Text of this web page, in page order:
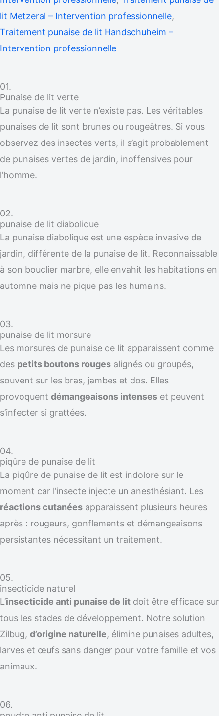
lit Metzeral – Intervention professionnelle,
Traitement punaise de lit Handschuheim –
Intervention professionnelle
01.
Punaise de lit verte
La punaise de lit verte n’existe pas. Les véritables
punaises de lit sont brunes ou rougeâtres. Si vous
observez des insectes verts, il s’agit probablement
de punaises vertes de jardin, inoffensives pour
l’homme.
02.
punaise de lit diabolique
La punaise diabolique est une espèce invasive de
jardin, différente de la punaise de lit. Reconnaissable
à son bouclier marbré, elle envahit les habitations en
automne mais ne pique pas les humains.
03.
punaise de lit morsure
Les morsures de punaise de lit apparaissent comme
des petits boutons rouges alignés ou groupés,
souvent sur les bras, jambes et dos. Elles
provoquent démangeaisons intenses et peuvent
s’infecter si grattées.
04.
piqûre de punaise de lit
La piqûre de punaise de lit est indolore sur le
moment car l’insecte injecte un anesthésiant. Les
réactions cutanées apparaissent plusieurs heures
après : rougeurs, gonflements et démangeaisons
persistantes nécessitant un traitement.
05.
insecticide naturel
L’insecticide anti punaise de lit doit être efficace sur
tous les stades de développement. Notre solution
Zilbug, d’origine naturelle, élimine punaises adultes,
larves et œufs sans danger pour votre famille et vos
animaux.
06.